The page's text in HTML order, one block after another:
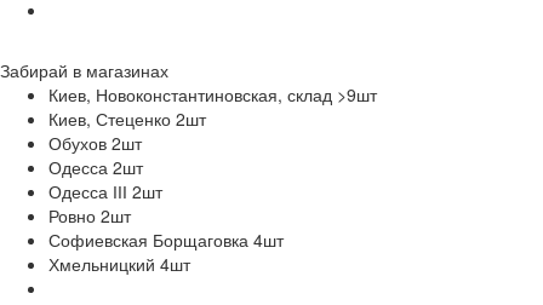
Забирай в магазинах
Киев, Новоконстантиновская, склад >9шт
Киев, Стеценко 2шт
Обухов 2шт
Одесса 2шт
Одесса ІІІ 2шт
Ровно 2шт
Софиевская Борщаговка 4шт
Хмельницкий 4шт